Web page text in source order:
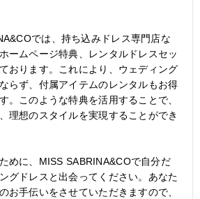
では、持ち込みドレス専門店な
ームページ特典、レンタルドレスセッ
おります。これにより、ウェディング
らず、付属アイテムのレンタルもお得
。このような特典を活用することで、
理想のスタイルを実現することができ
めに、MISS SABRINA&COで自分だ
グドレスと出会ってください。あなた
お手伝いをさせていただきますので、